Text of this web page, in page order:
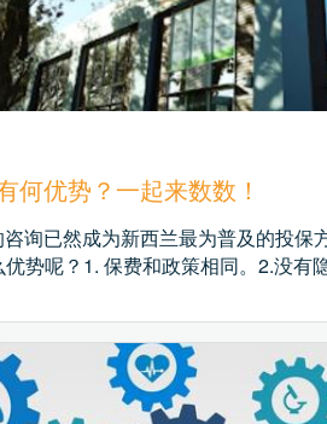
何优势？一起来数数！
询已然成为新西兰最为普及的投保
势呢？1. 保费和政策相同。2.没有